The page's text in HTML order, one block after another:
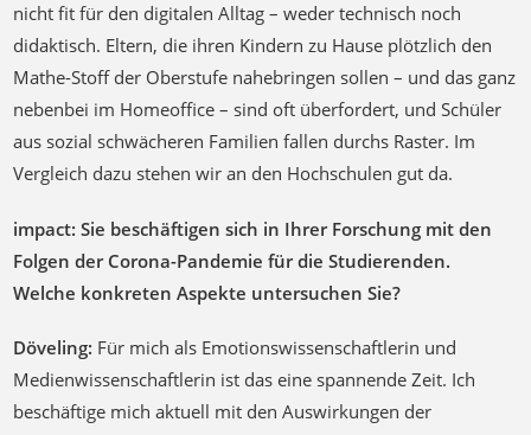
nicht fit für den digitalen Alltag – weder technisch noch
didaktisch. Eltern, die ihren Kindern zu Hause plötzlich den
Mathe-Stoff der Oberstufe nahebringen sollen – und das ganz
nebenbei im Homeoffice – sind oft überfordert, und Schüler
aus sozial schwächeren Familien fallen durchs Raster. Im
Vergleich dazu stehen wir an den Hochschulen gut da.
impact: Sie beschäftigen sich in Ihrer Forschung mit den
Folgen der Corona-Pandemie für die Studierenden.
Welche konkreten Aspekte untersuchen Sie?
Döveling: Für mich als Emotionswissenschaftlerin und
Medienwissenschaftlerin ist das eine spannende Zeit. Ich
beschäftige mich aktuell mit den Auswirkungen der